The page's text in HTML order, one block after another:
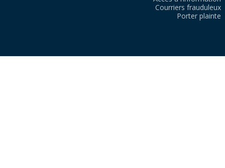
Courriers frauduleux
Porter plainte